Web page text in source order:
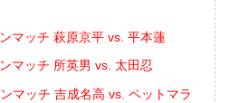
マッチ 萩原京平 vs. 平本蓮
マッチ 所英男 vs. 太田忍
マッチ 吉成名高 vs. ペットマラ